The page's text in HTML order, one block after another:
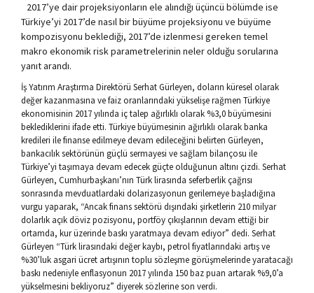
2017’ye dair projeksiyonların ele alındığı üçüncü bölümde ise
Türkiye’yi 2017’de nasıl bir büyüme projeksiyonu ve büyüme
kompozisyonu beklediği, 2017’de izlenmesi gereken temel
makro ekonomik risk parametrelerinin neler olduğu sorularına
yanıt arandı.
İş Yatırım Araştırma Direktörü Serhat Gürleyen, doların küresel olarak
değer kazanmasına ve faiz oranlarındaki yükselişe rağmen Türkiye
ekonomisinin 2017 yılında iç talep ağırlıklı olarak %3,0 büyümesini
beklediklerini ifade etti. Türkiye büyümesinin ağırlıklı olarak banka
kredileri ile finanse edilmeye devam edileceğini belirten Gürleyen,
bankacılık sektörünün güçlü sermayesi ve sağlam bilançosu ile
Türkiye’yi taşımaya devam edecek güçte olduğunun altını çizdi. Serhat
Gürleyen, Cumhurbaşkanı’nın Türk lirasında seferberlik çağrısı
sonrasında mevduatlardaki dolarizasyonun gerilemeye başladığına
vurgu yaparak, “Ancak finans sektörü dışındaki şirketlerin 210 milyar
dolarlık açık döviz pozisyonu, portföy çıkışlarının devam ettiği bir
ortamda, kur üzerinde baskı yaratmaya devam ediyor” dedi. Serhat
Gürleyen “Türk lirasındaki değer kaybı, petrol fiyatlarındaki artış ve
%30’luk asgari ücret artışının toplu sözleşme görüşmelerinde yaratacağı
baskı nedeniyle enflasyonun 2017 yılında 150 baz puan artarak %9,0’a
yükselmesini bekliyoruz” diyerek sözlerine son verdi.